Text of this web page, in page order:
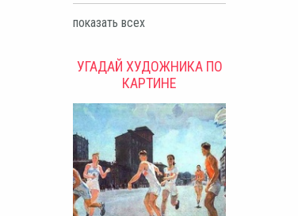
показать всех
УГАДАЙ ХУДОЖНИКА ПО
КАРТИНЕ